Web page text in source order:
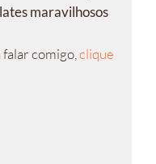
maravilhosos
falar comigo, clique